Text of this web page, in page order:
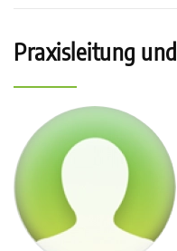
Praxisleitung und